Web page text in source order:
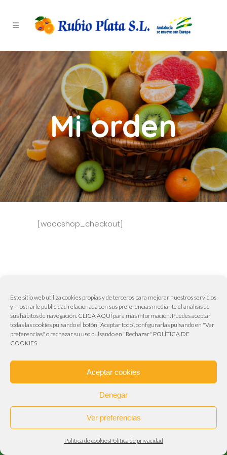
Este sitio web utiliza cookies propias y de terceros para mejorar nuestros servicios
y mostrarle publicidad relacionada con sus preferencias mediante el análisis de
sus hábitos de navegación. CLICA AQUÍ para más información. Puedes aceptar
todas las cookies pulsando el botón “Aceptar todo”, configurarlas pulsando en "Ver
preferencias" o rechazar su uso pulsando en "Rechazar" POLÍTICA DE
COOKIES
Aceptar cookies
Denegar
Ver preferencias
Política de cookiesPolítica de privacidad
Mi orden
[woocshop_checkout]
Aviva Publicidad & Marketing
955 63 00 18 – 606 50 61 62
info@frutasrubioplata.es
Carretera de Sevilla – Málaga – Granada
(Polígono Industrial La Chaparilla). A-92 Km, 4. 41500
Alcalá de Guadaíra (Sevilla)